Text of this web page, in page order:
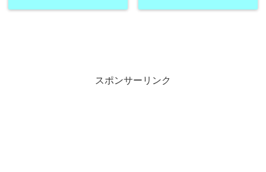
スポンサーリンク